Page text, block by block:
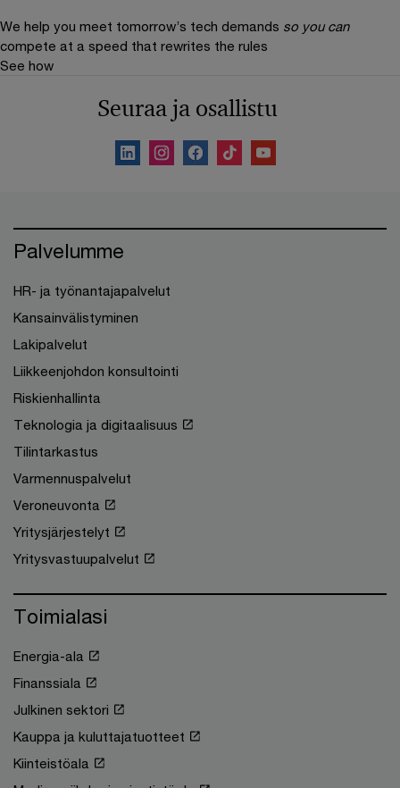
We help you meet tomorrow’s tech demands so you can
compete at a speed that rewrites the rules
See how
Seuraa ja osallistu
Palvelumme
HR- ja työnantajapalvelut
Kansainvälistyminen
Lakipalvelut
Liikkeenjohdon konsultointi
Riskienhallinta
Teknologia ja digitaalisuus
Tilintarkastus
Varmennuspalvelut
Veroneuvonta
Yritysjärjestelyt
Yritysvastuupalvelut
Toimialasi
Energia-ala
Finanssiala
Julkinen sektori
Kauppa ja kuluttajatuotteet
Kiinteistöala